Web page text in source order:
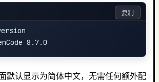
复制
默认显示为简体中文，无需任何额外配